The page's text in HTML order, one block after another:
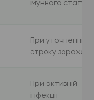
імунного статусу
При уточненні
строку
При активній
інфекції